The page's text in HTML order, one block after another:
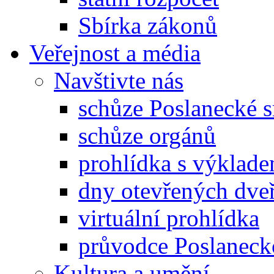
Sbírka zákonů
Veřejnost a média
Navštivte nás
schůze Poslanecké
schůze orgánů
prohlídka s
dny otevřených
virtuální prohlídka
průvodce